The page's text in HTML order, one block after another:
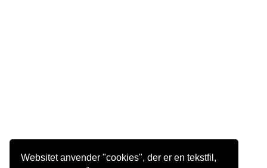
Websitet anvender "cookies", der er en tekstfil,